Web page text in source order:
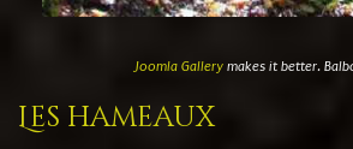
Joomla Gallerymakes it better.
Les hameaux